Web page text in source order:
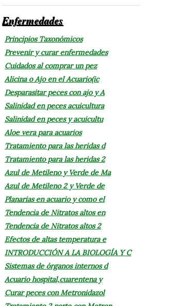
Enfermedades
Principios Taxonómicos
Prevenir y curar enfermedades
Cuidados al comprar un pez
Alicina o Ajo en el Acuario(ic
Desparasitar peces con ajo y A
Salinidad en peces acuicultura
Salinidad en peces y acuicultu
Aloe vera para acuarios
Tratamiento para las heridas d
Tratamiento para las heridas 2
Azul de Metileno y Verde de Ma
Azul de Metileno 2 y Verde de
Planarias en acuario y como el
Tendencia de Nitratos altos en
Tendencia de Nitratos altos 2
Efectos de altas temperatura e
INTRODUCCIÓN A LA BIOLOGÍA Y C
Sistemas de órganos internos d
Acuario hospital,cuarentena y
Curar peces con Metronidazol